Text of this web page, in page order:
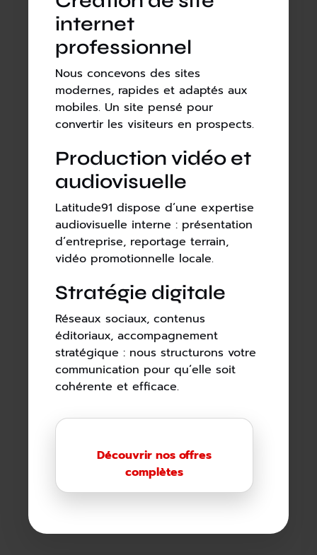
internet
professionnel
Nous concevons des sites
modernes, rapides et adaptés aux
mobiles. Un site pensé pour
convertir les visiteurs en prospects.
Production vidéo et
audiovisuelle
Latitude91 dispose d’une expertise
audiovisuelle interne : présentation
d’entreprise, reportage terrain,
vidéo promotionnelle locale.
Stratégie digitale
Réseaux sociaux, contenus
éditoriaux, accompagnement
stratégique : nous structurons votre
communication pour qu’elle soit
cohérente et efficace.
Découvrir nos offres
complètes